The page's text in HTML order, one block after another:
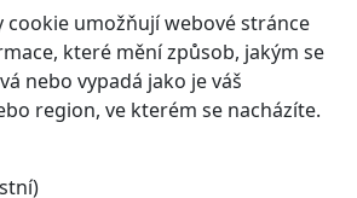
umožňují webové stránce
které mění způsob, jakým se
nebo vypadá jako je váš
region, ve kterém se nacházíte.